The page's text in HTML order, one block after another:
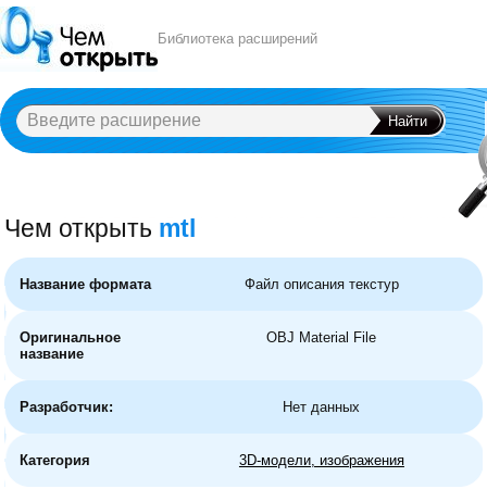
Библиотека расширений
A B C E G H X
Чем открыть mtl
Название формата Файл описания текстур
Оригинальное
название
OBJ Material File
Разработчик: Нет данных
Категория 3D-модели, изображения